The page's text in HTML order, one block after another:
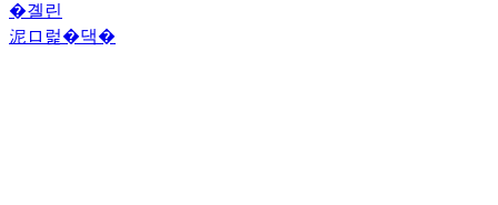
�곌린
泥ロ럹�댁�